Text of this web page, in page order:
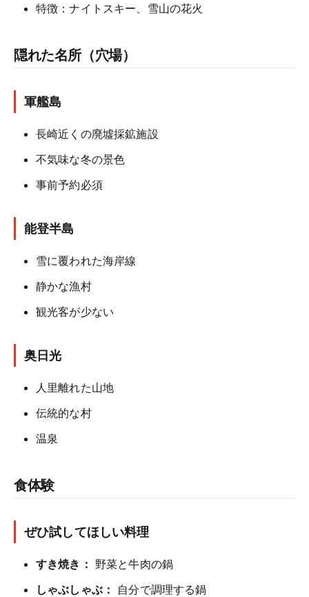
特徴：ナイトスキー、雪山の花火
隠れた名所（穴場）
軍艦島
長崎近くの廃墟採鉱施設
不気味な冬の景色
事前予約必須
能登半島
雪に覆われた海岸線
静かな漁村
観光客が少ない
奥日光
人里離れた山地
伝統的な村
温泉
食体験
ぜひ試してほしい料理
すき焼き： 野菜と牛肉の鍋
しゃぶしゃぶ：
自分で調理する鍋